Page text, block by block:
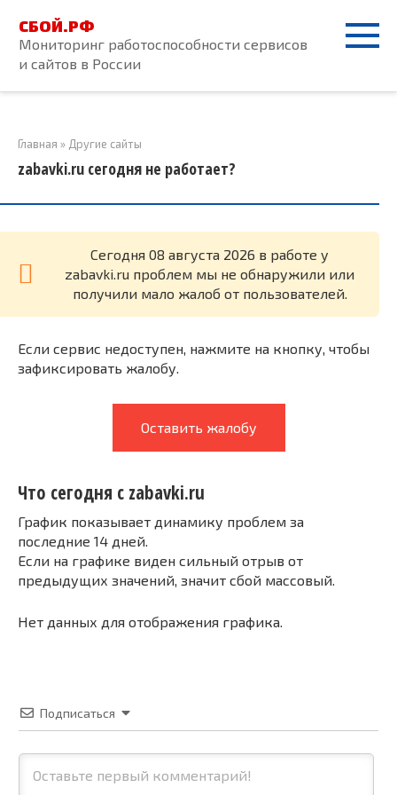
контенту
СБОЙ.РФ
Мониторинг работоспособности сервисов
и сайтов в России
Главная » Другие сайты
zabavki.ru сегодня не работает?
Cегодня 08 августа 2026 в работе у
zabavki.ru проблем мы не обнаружили или
получили мало жалоб от пользователей.
Если сервис недоступен, нажмите на кнопку, чтобы
зафиксировать жалобу.
Оставить жалобу
Что сегодня с zabavki.ru
График показывает динамику проблем за
последние 14 дней.
Если на графике виден сильный отрыв от
предыдущих значений, значит сбой массовый.
Нет данных для отображения графика.
Подписаться